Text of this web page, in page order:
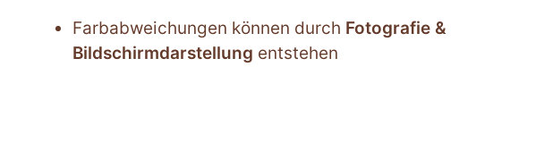
Farbabweichungen können durch Fotografie &
Bildschirmdarstellung entstehen